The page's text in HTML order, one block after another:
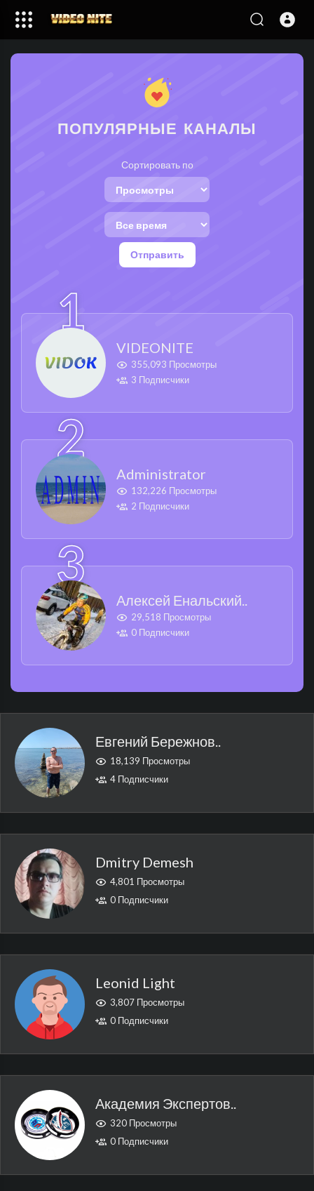
ПОПУЛЯРНЫЕ КАНАЛЫ
Сортировать по
Отправить
VIDEONITE
355,093 Просмотры
3 Подписчики
Administrator
132,226 Просмотры
2 Подписчики
Алексей Енальский..
29,518 Просмотры
0 Подписчики
Евгений Бережнов..
18,139 Просмотры
4 Подписчики
Dmitry Demesh
4,801 Просмотры
0 Подписчики
Leonid Light
3,807 Просмотры
0 Подписчики
Академия Экспертов..
320 Просмотры
0 Подписчики